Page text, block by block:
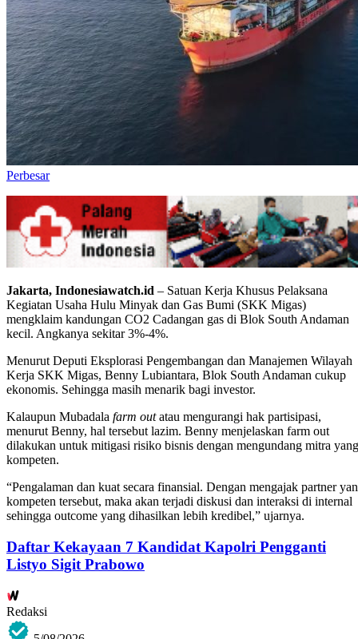
Perbesar
Jakarta, Indonesiawatch.id – Satuan Kerja Khusus Pelaksana
Kegiatan Usaha Hulu Minyak dan Gas Bumi (SKK Migas)
mengklaim kandungan CO2 Cadangan gas di Blok South Andaman
kecil. Angkanya sekitar 3%-4%.
Menurut Deputi Eksplorasi Pengembangan dan Manajemen Wilayah
Kerja SKK Migas, Benny Lubiantara, Blok South Andaman cukup
ekonomis. Sehingga masih menarik bagi investor.
Kalaupun Mubadala farm outatau mengurangi hak partisipasi,
menurut Benny, hal tersebut lazim. Benny menjelaskan farm out
dilakukan untuk mitigasi risiko bisnis dengan mengundang mitra yang
kompeten.
“Pengalaman dan kuat secara finansial. Dengan mengajak partner
kompeten tersebut, maka akan terjadi diskusi dan interaksi di internal
sehingga outcome yang dihasilkan lebih kredibel,” ujarnya.
Daftar Kekayaan 7 Kandidat Kapolri Pengganti
Listyo Sigit Prabowo
Redaksi